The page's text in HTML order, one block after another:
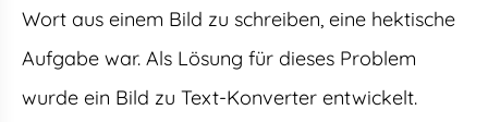
Wort aus einem Bild zu schreiben, eine hektische
Aufgabe war. Als Lösung für dieses Problem
wurde ein Bild zu Text-Konverter entwickelt.